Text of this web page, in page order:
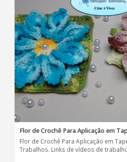
Flor de Crochê Para Aplicação em
Flor de Crochê Para Aplicação em
Trabalhos. Links de vídeos de